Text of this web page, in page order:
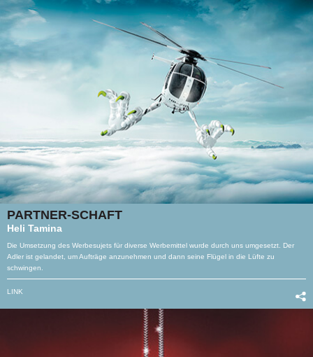
PARTNER-SCHAFT
Heli Tamina
Die Umsetzung des Werbesujets für diverse Werbemittel wurde durch uns umgesetzt. Der
Adler ist gelandet, um Aufträge anzunehmen und dann seine Flügel in die Lüfte zu
schwingen.
LINK